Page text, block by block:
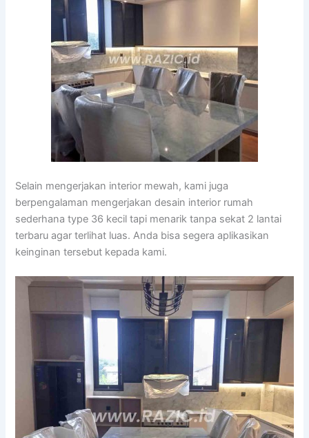
Selain mengerjakan interior mewah, kami juga
berpengalaman mengerjakan desain interior rumah
sederhana type 36 kecil tapi menarik tanpa sekat 2 lantai
terbaru agar terlihat luas. Anda bisa segera aplikasikan
keinginan tersebut kepada kami.